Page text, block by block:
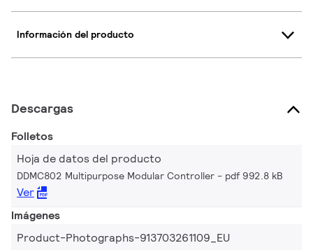
Información del producto
Descargas
Folletos
Hoja de datos del producto
DDMC802 Multipurpose Modular Controller pdf 992.8 kB
Ver
Imágenes
Product-Photographs-913703261109_EU